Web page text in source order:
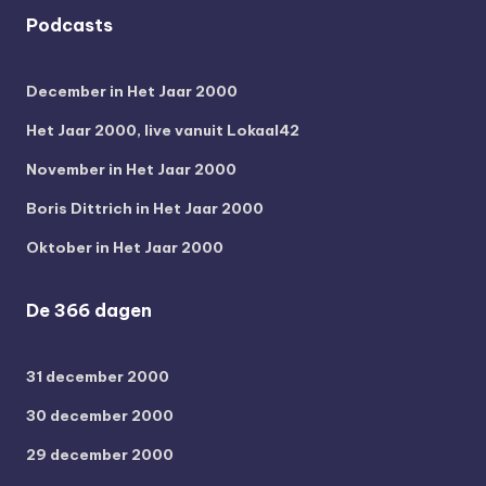
Podcasts
December in Het Jaar 2000
Het Jaar 2000, live vanuit Lokaal42
November in Het Jaar 2000
Boris Dittrich in Het Jaar 2000
Oktober in Het Jaar 2000
De 366 dagen
31 december 2000
30 december 2000
29 december 2000